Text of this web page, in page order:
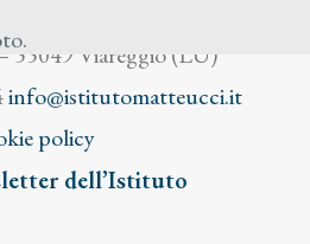
55049 Viareggio (LU)
info@istitutomatteucci.it
policy
dell’Istituto